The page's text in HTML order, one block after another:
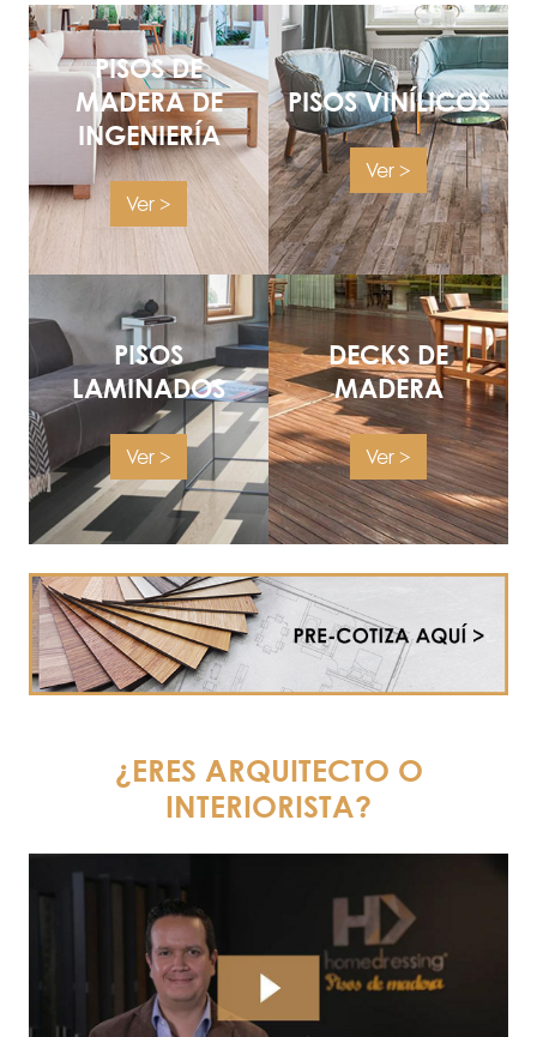
PISOS DE
MADERA DE
INGENIERÍA
Ver >
PISOSVINÍLICOS
Ver >
PISOS
LAMINADOS
Ver >
DECKS DE
MADERA
Ver >
¿ERES ARQUITECTO O
INTERIORISTA?